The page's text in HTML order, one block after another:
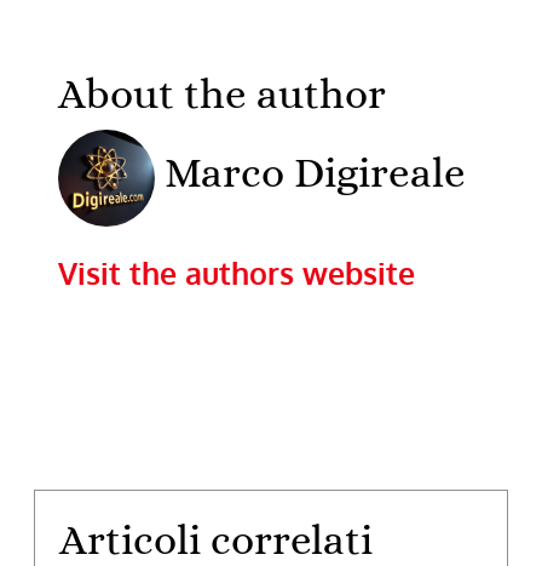
About the author
Marco Digireale
Visit the authors website
Articoli correlati